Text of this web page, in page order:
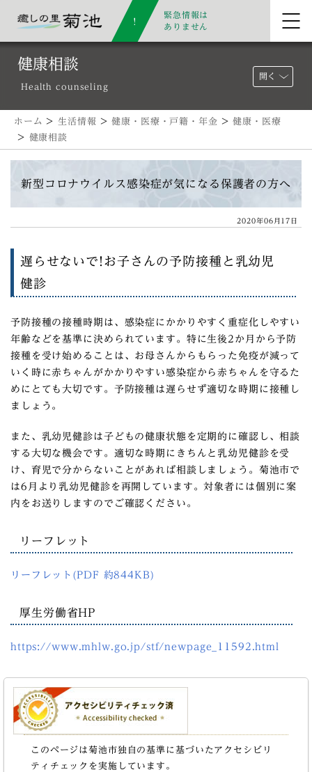
緊急情報は
ありません
健康相談
Health counseling
開く
ホーム >生活情報 >健康・医療・戸籍・年金 >健康・医療
> 健康相談
新型コロナウイルス感染症が気になる保護者の方へ
2020年06月17日
遅らせないで!お子さんの予防接種と乳幼児
健診
予防接種の接種時期は、感染症にかかりやすく重症化しやすい
年齢などを基準に決められています。特に生後2か月から予防
接種を受け始めることは、お母さんからもらった免疫が減って
いく時に赤ちゃんがかかりやすい感染症から赤ちゃんを守るた
めにとても大切です。予防接種は遅らせず適切な時期に接種し
ましょう。
また、乳幼児健診は子どもの健康状態を定期的に確認し、相談
する大切な機会です。適切な時期にきちんと乳幼児健診を受
け、育児で分からないことがあれば相談しましょう。菊池市で
は6月より乳幼児健診を再開しています。対象者には個別に案
内をお送りしますのでご確認ください。
リーフレット
リーフレット(PDF 約844KB)
厚生労働省HP
https://www.mhlw.go.jp/stf/newpage_11592.html
このページは菊池市独自の基準に基づいたアクセシビリ
ティチェックを実施しています。